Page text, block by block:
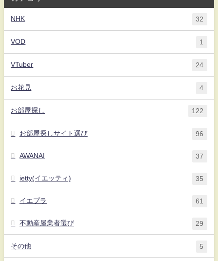
NHK 32
VOD 1
VTuber 24
お花見 4
お部屋探し 122
お部屋探しサイト選び 96
AWANAI 37
ietty(イエッティ) 35
イエプラ 61
不動産屋業者選び 29
その他 5